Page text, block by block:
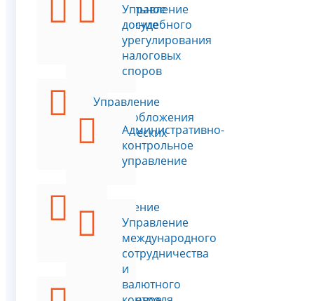
Контрольное
управление
Управление
налогообложения
юридических
лиц
Управление
кадров
Управление
досудебного
урегулирования
налоговых
споров
Административно-
контрольное
управление
Управление
международного
сотрудничества
и
валютного